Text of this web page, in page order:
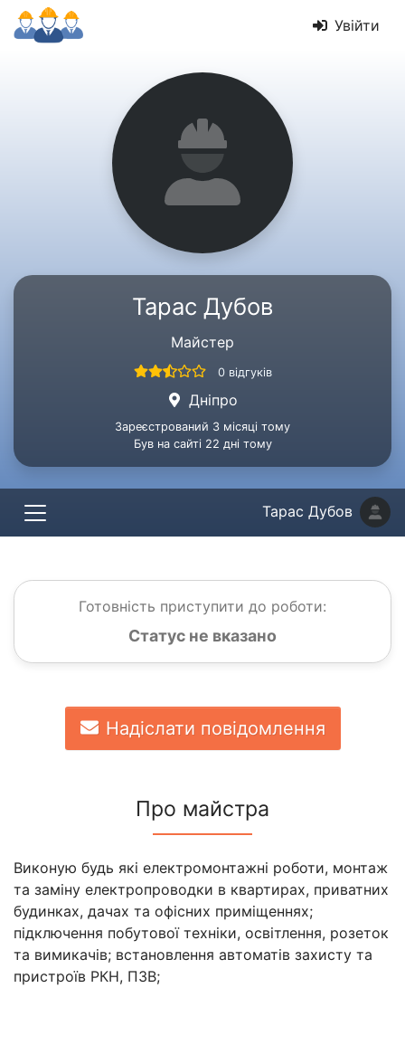
Увійти
Тарас Дубов
Майстер
0 відгуків
Дніпро
Зареєстрований 3 місяці тому
Був на сайті 22 дні тому
Тарас Дубов
Готовність приступити до роботи:
Статус не вказано
Надіслати повідомлення
Про майстра
Виконую будь які електромонтажні роботи, монтаж
та заміну електропроводки в квартирах, приватних
будинках, дачах та офісних приміщеннях;
підключення побутової техніки, освітлення, розеток
та вимикачів; встановлення автоматів захисту та
пристроїв РКН, ПЗВ;